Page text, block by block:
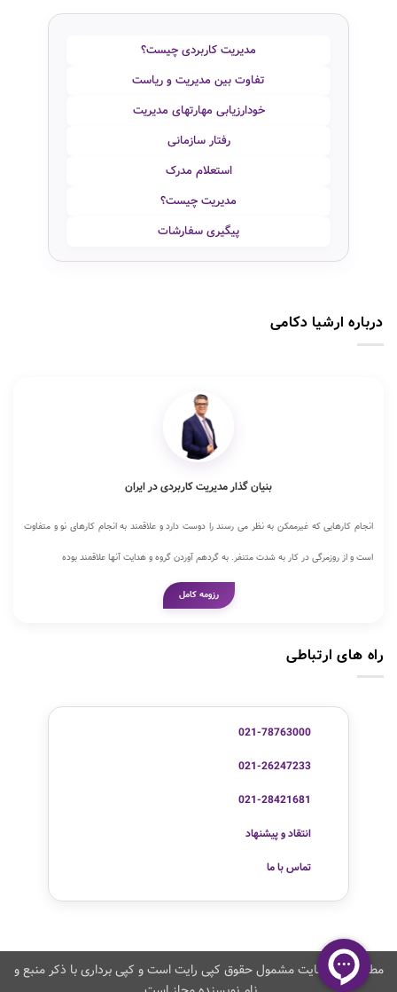
مدیریت کاربردی چیست؟
تفاوت بین مدیریت و ریاست
خودارزیابی مهارتهای مدیریت
رفتار سازمانی
استعلام مدرک
مدیریت چیست؟
پیگیری سفارشات
درباره ارشیا دکامی
بنیان گذار مدیریت کاربردی در ایران
انجام کارهایی که غیرممکن به نظر می رسند را دوست دارد و علاقمند به انجام کارهای نو و متفاوت
است و از روزمرگی در کار به شدت متنفر. به گردهم آوردن گروه و هدایت آنها علاقمند بوده
رزومه کامل
راه های ارتباطی
021-78763000
021-26247233
021-28421681
انتقاد و پیشنهاد
تماس با ما
مطالب این سایت مشمول حقوق کپی رایت است و کپی برداری با ذکر منبع و